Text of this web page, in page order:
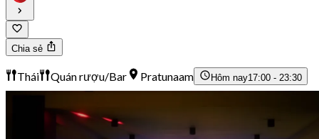
Chia sẻ
Thái Quán rượu/Bar Pratunaam Hôm nay17:00 - 23:30